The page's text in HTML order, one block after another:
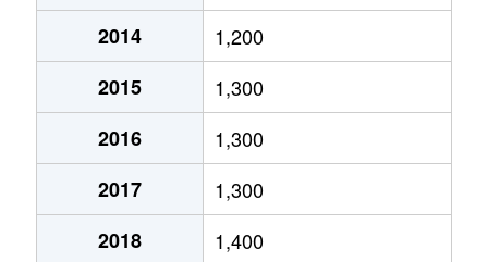
木曽川町黒田
900万円
北小渕
1,000万円
北方町中島
1,100万円
850万円
九品町
200万円
2014
1,200
2015
1,300
2016
1,300
2017
1,300
2018
1,400